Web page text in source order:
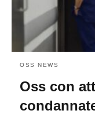
OSS NEWS
Oss con